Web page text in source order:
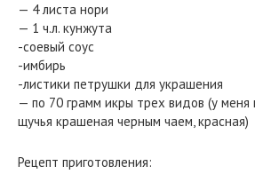
— 4 листа нори
— 1 ч.л. кунжута
-соевый соус
-имбирь
-листики петрушки для украшения
— по 70 грамм икры трех видов (у меня
щучья крашеная черным чаем, красная)
Рецепт приготовления: